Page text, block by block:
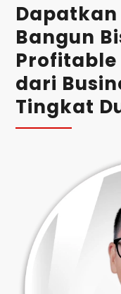
Bangun
Profitable
dari
Tingkat